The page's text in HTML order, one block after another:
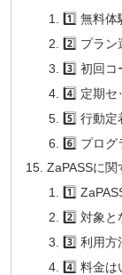
1️⃣ 無料
2️⃣ プラン
3️⃣ 初回
4️⃣ 定期セ
5️⃣ 行動定
6️⃣ プログ
ZaPASSに関
1️⃣
2️⃣ 対象と
3️⃣ 利用方
4️⃣ 料金は